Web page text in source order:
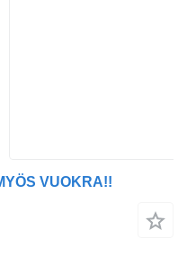
VUOKRA!!